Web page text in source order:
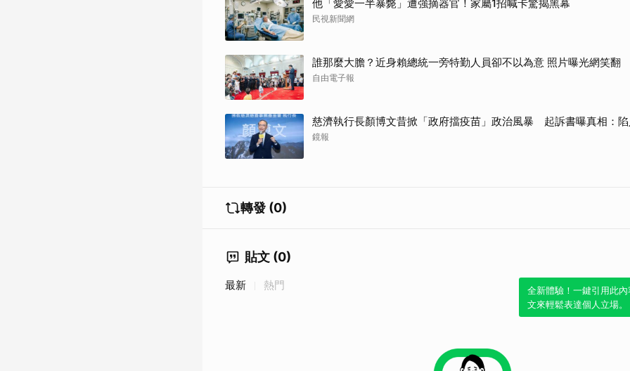
他「愛愛一半暴斃」遭強摘器官！家屬1招喊卡驚揭黑幕
民視新聞網
誰那麼大膽？近身賴總統一旁特勤人員卻不以為意 照片曝光網笑翻
自由電子報
慈濟執行長顏博文昔掀「政府擋疫苗」政治風暴 起訴書曝真相：
鏡報
轉發 (0)
貼文 (0)
全新體驗！一鍵引用此
文來輕鬆表達個人立場。
最新 熱門